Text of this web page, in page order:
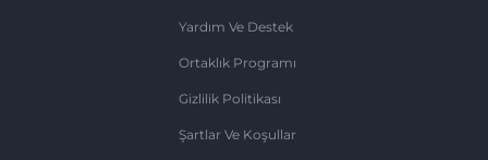
Yardım Ve Destek
Ortaklık Programı
Gizlilik Politikası
Şartlar Ve Koşullar